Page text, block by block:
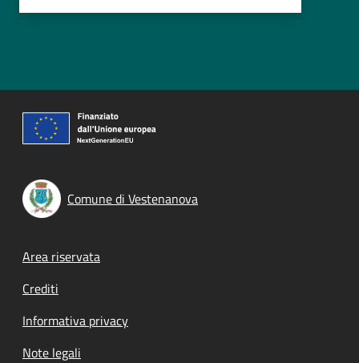
Comune di Vestenanova
Footer menu
Area riservata
Crediti
Informativa privacy
Note legali